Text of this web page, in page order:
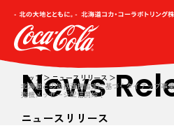
トップ
ニュースリリース
北海道との包括連携協定に基づくタイアップ事
売機メッセージ配信開始！
News
ニュースリリース